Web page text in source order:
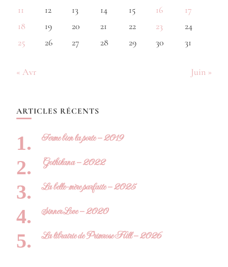
11
12 13 14 15 16
17
18
19 20 21 22 23
24
25
26 27 28 29 30 31
« Avr Juin »
ARTICLES RÉCENTS
Ferme bien la porte – 2019
Gothikana – 2022
La belle-mère parfaite – 2025
Sinner Love – 2020
La librairie de Primrose Hill – 2026